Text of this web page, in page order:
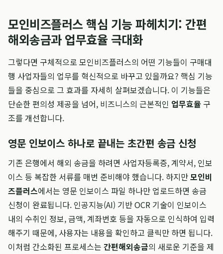
모인비즈플러스 핵심 기능 파헤치기: 간편
해외송금과 업무효율 극대화
그렇다면 구체적으로 모인비즈플러스의 어떤 기능들이 구매대
행 사업자들의 업무를 혁신적으로 바꾸고 있을까요? 핵심 기능
들을 중심으로 그 효과를 자세히 살펴보겠습니다. 이 기능들은
단순한 편의성 제공을 넘어, 비즈니스의 근본적인 업무효율 구
조를 개선합니다.
영문 인보이스 하나로 끝내는 초간편 송금 신청
기존 은행에서 해외 송금을 하려면 사업자등록증, 계약서, 인보
이스 등 복잡한 서류를 매번 준비해야 했습니다. 하지만모인비
즈플러스에서는 영문 인보이스 파일 하나만 업로드하면 송금
신청이 완료됩니다. 인공지능(AI) 기반 OCR 기술이 인보이스
내의 수취인 정보, 금액, 계좌번호 등을 자동으로 인식하여 입력
해주기 때문에, 사용자는 내용을 확인하고 클릭만 하면 됩니다.
이처럼 간소화된 프로세스는 간편해외송금의 새로운 기준을 제